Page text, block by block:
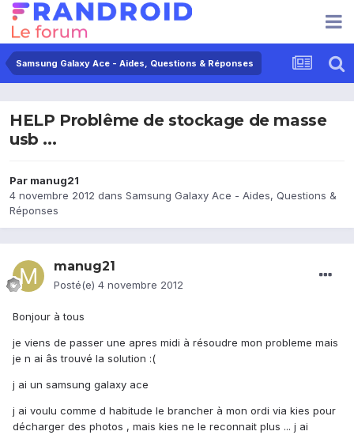
Samsung Galaxy Ace - Aides, Questions & Réponses
HELP Problême de stockage de masse
usb ...
Par manug21
4 novembre 2012 dans Samsung Galaxy Ace - Aides, Questions &
Réponses
manug21
Posté(e) 4 novembre 2012
Bonjour à tous
je viens de passer une apres midi à résoudre mon probleme mais
je n ai âs trouvé la solution :(
j ai un samsung galaxy ace
j ai voulu comme d habitude le brancher à mon ordi via kies pour
décharger des photos , mais kies ne le reconnait plus ... j ai